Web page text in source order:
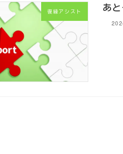
復縁アシスト あ